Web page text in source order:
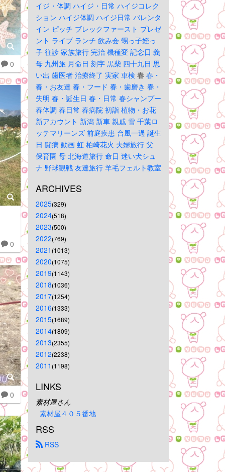
0
0
0
イジ・体調 ハイジ・日常 ハイジコレク
ション ハイジ体調 ハイジ日常 バレンタ
イン ピッチ ブレックファースト プレゼ
ント ライブ ランチ 飲み会 甥っ子姪っ
子 往診 家族旅行 完治 機種変 記念日 義
母 九州旅 月命日 刻字 黒柴 四十九日 思
い出 歯医者 治療終了 実家 車検 春 春・
春・お友達 春・フード 春・歯磨き 春・
失明 春・誕生日 春・日常 春シャンプー
春体調 春日常 春病院 初詣 植物・お花
新アカウント 新潟 新車 親戚 雪 千葉ロ
ッテマリーンズ 前庭疾患 台風一過 誕生
日 闘病 動画 虹 柏崎花火 夫婦旅行 父
保育園 母 北海道旅行 命日 迷い犬シュ
ナ 野球観戦 友達旅行 羊毛フェルト教室
ARCHIVES
2025(329)
2024(518)
2023(500)
2022(769)
2021 (1013)
2020(1075)
2019(1143)
2018(1036)
2017(1254)
2016(1333)
2015(1689)
2014(1809)
2013(2355)
2012(2238)
2011 (1198)
LINKS
素材屋さん
素材屋４０５番地
RSS
RSS